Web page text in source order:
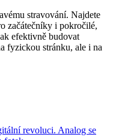
stravování. Najdete
začátečníky i pokročilé,
efektivně budovat
fyzickou stránku, ale i na
revoluci. Analog se